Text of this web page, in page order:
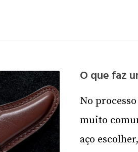
O que faz
No
muito
aço